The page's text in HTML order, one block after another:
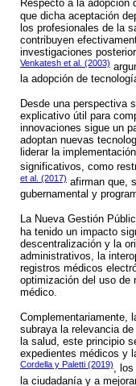
Respecto a la adopción
que dicha aceptación
los profesionales de la
contribuyen
investigaciones
Venkatesh et al. (2003)
la adopción de
Desde una perspectiva
explicativo útil para
innovaciones sigue un
adoptan nuevas
liderar la
significativos, como
et al. (2017) afirman que,
gubernamental y
La Nueva Gestión
ha tenido un impacto
descentralización y la
administrativos, la
registros médicos
optimización del uso de
médico.
Complementariamente,
subraya la relevancia
la salud, este principio
expedientes médicos y
Cordella y Paletti (2019), los
la ciudadanía y a